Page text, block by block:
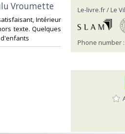
Vroumette‎
Intérieur
texte. Quelques
d'enfants‎
Le-livre.fr / Le
Phone number :